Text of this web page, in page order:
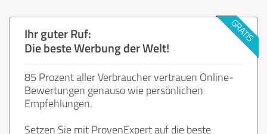
Ihr guter Ruf:
Die beste Werbung der Welt!
85 Prozent aller Verbraucher vertrauen Online-
Bewertungen genauso wie persönlichen
Empfehlungen.
Setzen Sie mit ProvenExpert auf die beste